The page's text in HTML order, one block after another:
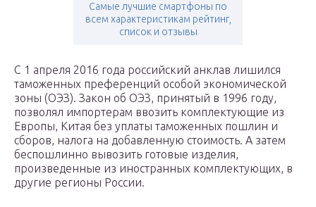
Самые лучшие смартфоны по
всем характеристикам рейтинг,
список и отзывы
С 1 апреля 2016 года российский анклав лишился
таможенных преференций особой экономической
зоны (ОЭЗ). Закон об ОЭЗ, принятый в 1996 году,
позволял импортерам ввозить комплектующие из
Европы, Китая без уплаты таможенных пошлин и
сборов, налога на добавленную стоимость. А затем
беспошлинно вывозить готовые изделия,
произведенные из иностранных комплектующих, в
другие регионы России.